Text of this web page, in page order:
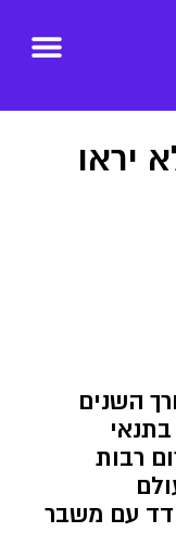
יראו
השנים
רבות
עם משבר